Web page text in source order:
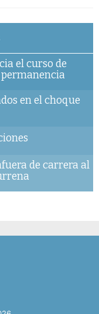
el curso de
en el choque
de carrera al